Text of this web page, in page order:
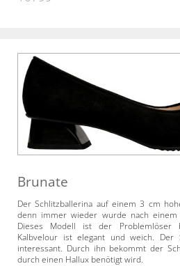
Brunate
Der Schlitzballerina auf einem 3 cm
denn immer wieder wurde nach einem
Dieses Modell ist der Problemlöser
Kalbvelour ist elegant und weich.
interessant. Durch ihn bekommt der
durch einen Hallux benötigt wird.